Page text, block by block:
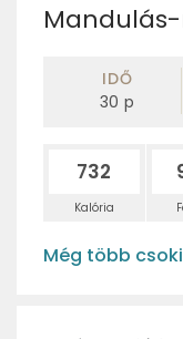
IDŐ
30 p
732
Kalória
Még több